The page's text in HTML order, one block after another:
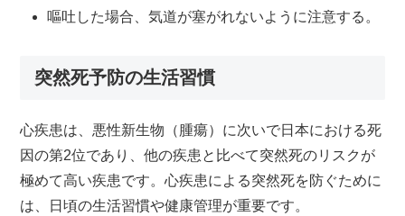
嘔吐した場合、気道が塞がれないように注意する。
突然死予防の生活習慣
心疾患は、悪性新生物（腫瘍）に次いで日本における死
因の第2位であり、他の疾患と比べて突然死のリスクが
極めて高い疾患です。心疾患による突然死を防ぐために
は、日頃の生活習慣や健康管理が重要です。